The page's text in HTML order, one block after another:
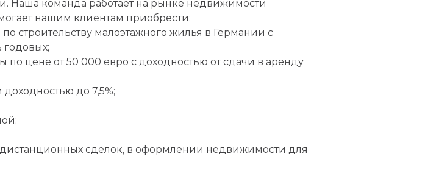
Наша команда работает на рынке недвижимости
нашим клиентам приобрести:
строительству малоэтажного жилья в Германии с
годовых;
по цене от 50 000 евро с доходностью от сдачи в аренду
до 7,5%;
сделок, в оформлении недвижимости для